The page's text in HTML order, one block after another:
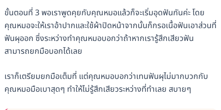
ขั้นตอนที่ 3 พอเราพูดคุยกับคุณหมอแล้วก็จะเริ่มอุดฟันกันค่ะ โดย
คุณหมอจะให้เราอ้าปากและใช้ผ้าปิดหน้าจากนั้นก็กรอเนื้อฟันเอาส่วนที่
ฟันผุออก ซึ่งระหว่างทำคุณหมอบอกว่าถ้าหากเรารู้สึกเสียวฟัน
สามารถยกมือบอกได้เลย
เราก็เตรียมยกมือเต็มที่ แต่คุณหมอบอกว่าเทนฟันผุไม่มากบวกกับ
คุณหมอมือเบาสุดๆ ทำให้ไม่รู้สึกเสียวระหว่างที่ทำเลย สบายๆ